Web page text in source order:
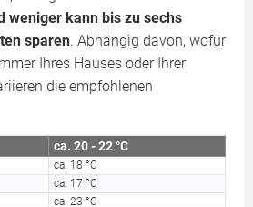
weniger kann bis zu sechs
sparen. Abhängig davon, wofür
Ihres Hauses oder Ihrer
die empfohlenen
ca. 20 - 22 °C
ca. 18 °C
ca. 17 °C
ca. 23 °C